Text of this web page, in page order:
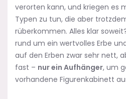
verorten kann, und kriegen es
Typen zu tun, die aber
rüberkommen. Alles klar
rund um ein wertvolles Erbe
auf den Erben zwar sehr nett,
fast – nur ein Aufhänger, um
vorhandene Figurenkabinett